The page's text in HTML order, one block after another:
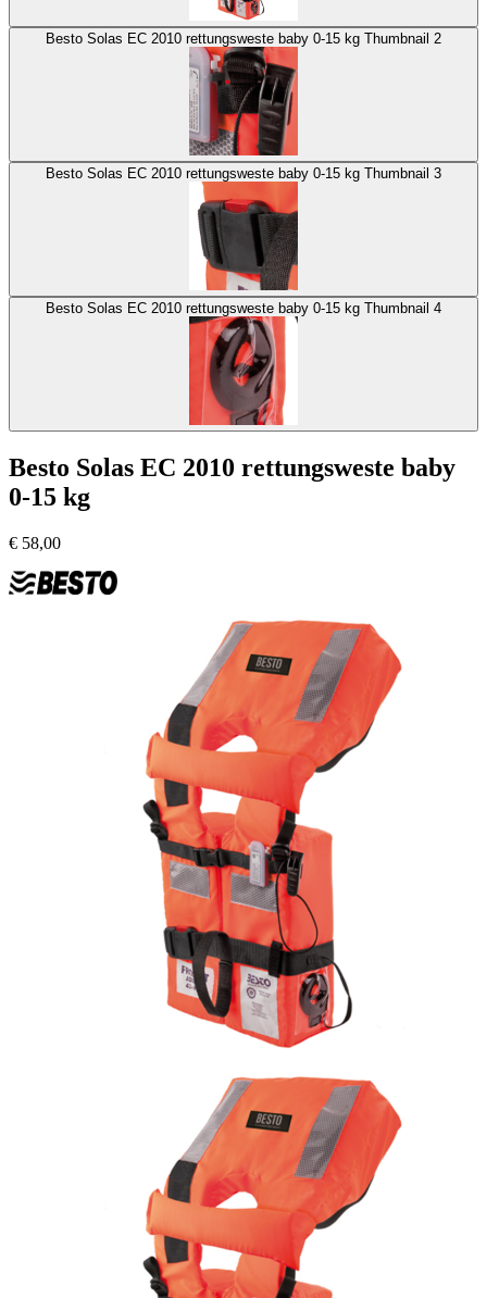
Besto Solas EC 2010 rettungsweste baby 0-15 kg Thumbnail 2
Besto Solas EC 2010 rettungsweste baby 0-15 kg Thumbnail 3
Besto Solas EC 2010 rettungsweste baby 0-15 kg Thumbnail 4
Besto Solas EC 2010 rettungsweste baby
0-15 kg
€ 58,00